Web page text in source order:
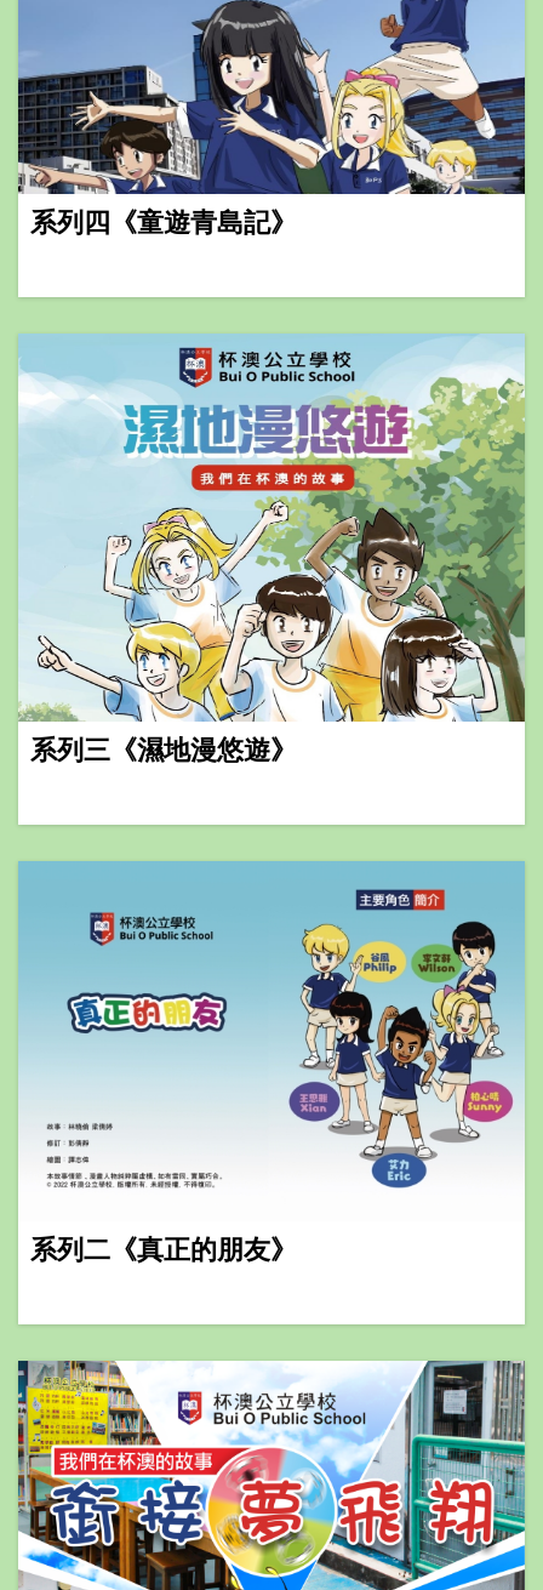
系列四《童遊青島記》
系列三《濕地漫悠遊》
系列二《真正的朋友》